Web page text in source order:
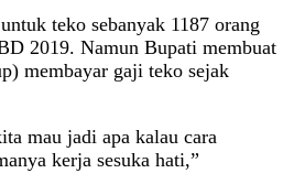
teko sebanyak 1187 orang
2019. Namun Bupati membuat
membayar gaji teko sejak
mau jadi apa kalau cara
kerja sesuka hati,”